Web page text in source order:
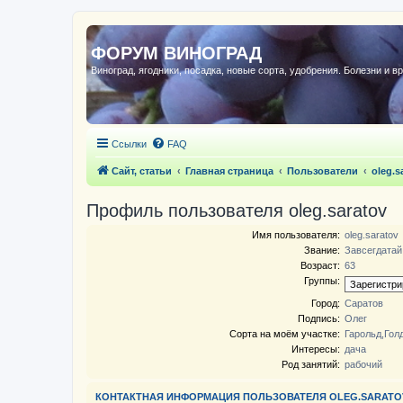
ФОРУМ ВИНОГРАД
Виноград, ягодники, посадка, новые сорта, удобрения. Болезни и
Ссылки FAQ
Сайт, статьи Главная страница Пользователи
Профиль пользователя oleg.saratov
Имя пользователя: oleg.saratov
Звание: Завсегдатай
Возраст: 63
Группы:
Город: Саратов
Подпись: Олег
Сорта на моём участке:
Интересы: дача
Род занятий: рабочий
КОНТАКТНАЯ ИНФОРМАЦИЯ ПОЛЬЗОВАТЕЛЯ